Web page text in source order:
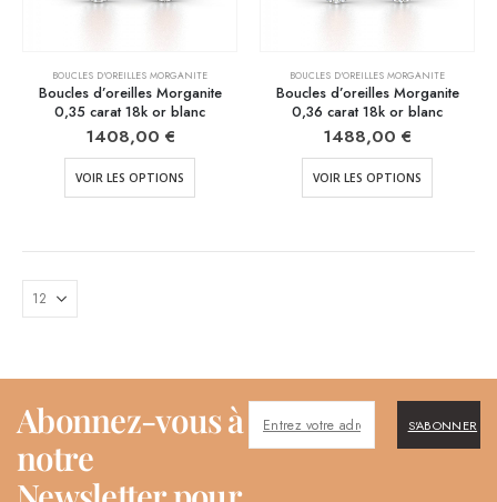
BOUCLES D'OREILLES MORGANITE
Boucles d’oreilles Morganite
0,35 carat 18k or blanc
1408,00 €
VOIR LES OPTIONS
BOUCLES D'OREILLES MORGANITE
Boucles d’oreilles Morganite
0,36 carat 18k or blanc
1488,00 €
VOIR LES OPTIONS
Abonnez-vous à
notre
S'ABONNER